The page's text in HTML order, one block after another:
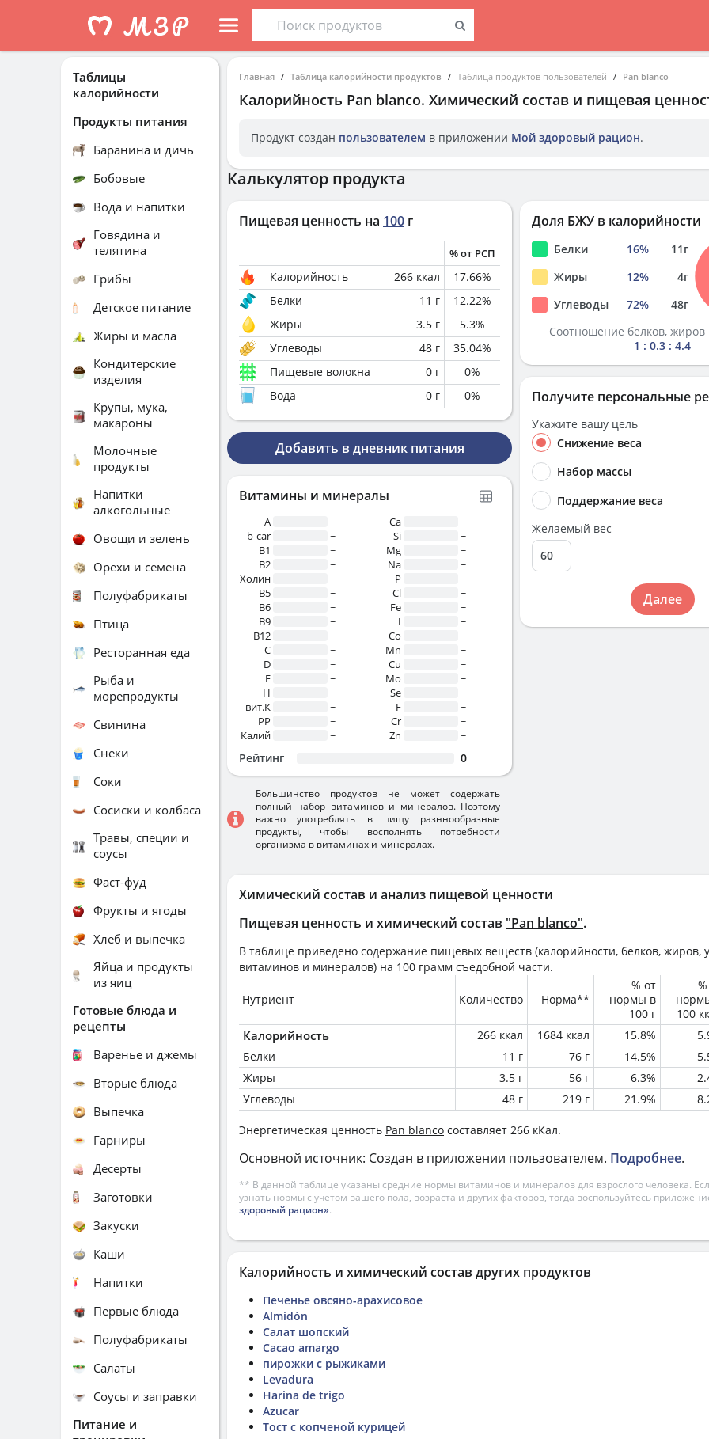
Главная Таблица калорийности продуктов Таблица продуктов пользователей Pan blanco
Калорийность Pan blanco. Химический состав и пищевая
Продукт создан пользователем в приложении Мой здоровый рацион.
Химический состав и анализ пищевой ценности
Пищевая ценность и химический состав "Pan blanco".
В таблице приведено содержание пищевых веществ (калорийности, белков, жиров,
витаминов и минералов) на 100 грамм съедобной части.
Нутриент Количество Норма**
% от
нормы в
100 г
100
Калорийность 266 ккал 1684 ккал 15.8%
Белки
11 г 76 г 14.5%
Жиры
3.5 г 56 г 6.3%
Углеводы
48 г 219 г 21.9%
Энергетическая ценность Pan blanco составляет 266 кКал.
Основной источник: Создан в приложении пользователем. Подробнее.
** В данной таблице указаны средние нормы витаминов и минералов для взрослого человека.
узнать нормы с учетом вашего пола, возраста и других факторов, тогда воспользуйтесь
здоровый рацион».
Калькулятор продукта
Пищевая ценность на 100 г
% от РСП
Калорийность 266 ккал 17.66%
Белки
11 г 12.22%
Жиры
3.5 г 5.3%
Углеводы
48 г 35.04%
Пищевые волокна
0 г 0%
Вода
0 г 0%
Добавить в дневник питания
Витамины и минералы
A
~
b-car
~
В1
~
B2
~
Холин
~
B5
~
B6
~
B9
~
B12
~
C
~
D
~
E
~
H
~
вит.К
~
PP
~
Калий
~
Ca
~
Si
~
Mg
~
Na
~
P
~
Cl
~
Fe
~
I
~
Co
~
Mn
~
Cu
~
Mo
~
Se
~
F
~
Cr
~
Zn
~
Рейтинг 0
Большинство продуктов не может содержать
полный набор витаминов и минералов. Поэтому
важно употреблять в пищу разннообразные
продукты, чтобы восполнять потребности
организма в витаминах и минералах.
Доля БЖУ в калорийности
Белки 16% 11г
Жиры
12% 4г
Углеводы
72% 48г
Соотношение белков, жиров
1 : 0.3 : 4.4
Получите персональные
Укажите вашу цель
Снижение веса
Набор массы
Поддержание веса
Желаемый вес
Далее
Калорийность и химический состав других продуктов
Печенье овсяно-арахисовое
Almidón
Салат шопский
Cacao amargo
пирожки с рыжиками
Levadura
Harina de trigo
Azucar
Тост с копченой курицей
Таблицы
калорийности
Продукты питания
Баранина и дичь
Бобовые
Вода и напитки
Говядина и
телятина
Грибы
Детское питание
Жиры и масла
Кондитерские
изделия
Крупы, мука,
макароны
Молочные
продукты
Напитки
алкогольные
Овощи и зелень
Орехи и семена
Полуфабрикаты
Птица
Ресторанная еда
Рыба и
морепродукты
Свинина
Снеки
Соки
Сосиски и колбаса
Травы, специи и
соусы
Фаст-фуд
Фрукты и ягоды
Хлеб и выпечка
Яйца и продукты
из яиц
Готовые блюда и
рецепты
Варенье и джемы
Вторые блюда
Выпечка
Гарниры
Десерты
Заготовки
Закуски
Каши
Напитки
Первые блюда
Полуфабрикаты
Салаты
Соусы и заправки
Питание и